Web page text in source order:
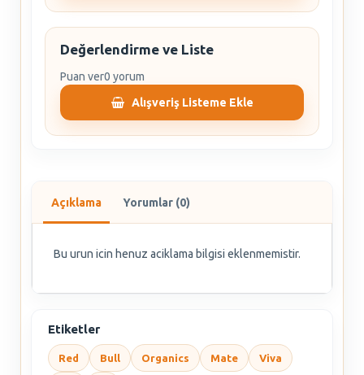
Değerlendirme ve Liste
Puan ver0 yorum
Alışveriş Listeme Ekle
Açıklama Yorumlar (0)
Bu urun icin henuz aciklama bilgisi eklenmemistir.
Etiketler
Red Bull Organics Mate Viva